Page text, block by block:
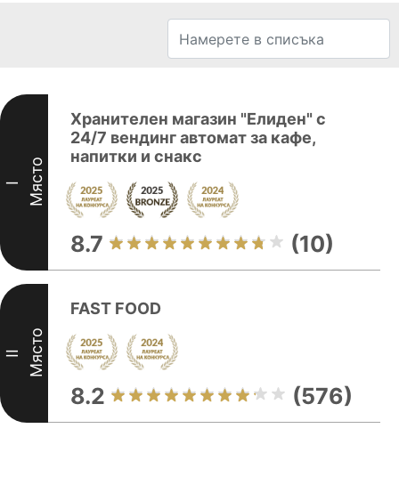
I Място
Хранителен магазин "Елиден" с
24/7 вендинг автомат за кафе,
напитки и снакс
8.7 (10)
II Място
FAST FOOD
8.2 (576)